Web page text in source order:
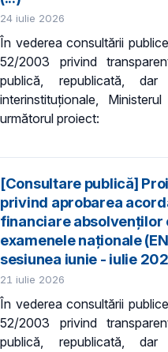
24 iulie 2026
În vederea consultării
52/2003 privind
publică, republicată,
interinstituționale,
următorul proiect:
[Consultare publică]
privind aprobarea
financiare absolvenților
examenele naționale
sesiunea iunie - iulie
21 iulie 2026
În vederea consultării
52/2003 privind
publică, republicată,